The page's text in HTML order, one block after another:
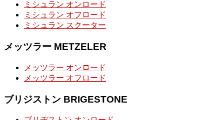
ミシュラン オンロード
ミシュラン オフロード
ミシュラン スクーター
メッツラー METZELER
メッツラー オンロード
メッツラー オフロード
ブリジストン BRIGESTONE